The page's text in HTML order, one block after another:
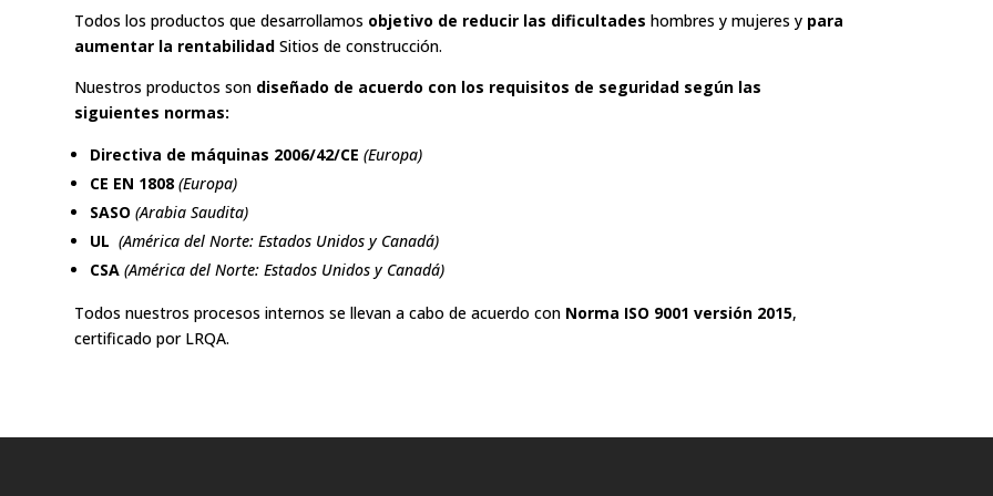
Todos los productos que desarrollamos objetivo de reducir las dificultades hombres y mujeres y para
aumentar la rentabilidad Sitios de construcción.
Nuestros productos son diseñado de acuerdo con los requisitos de seguridad según las
siguientes normas:
Directiva de máquinas 2006/42/CE(Europa)
CE EN 1808(Europa)
SASO(Arabia Saudita)
UL(América del Norte: Estados Unidos y Canadá)
CSA(América del Norte: Estados Unidos y Canadá)
Todos nuestros procesos internos se llevan a cabo de acuerdo con Norma ISO 9001 versión 2015,
certificado por LRQA.